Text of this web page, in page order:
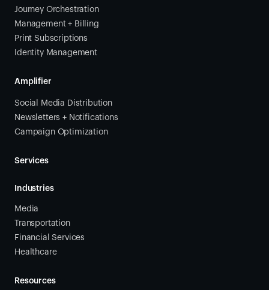
Journey Orchestration
Management + Billing
Print Subscriptions
Identity Management
Amplifier
Social Media Distribution
Newsletters + Notifications
Campaign Optimization
Services
Industries
Media
Transportation
Financial Services
Healthcare
Resources